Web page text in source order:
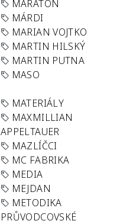
MARATON
MÁRDI
MARIAN VOJTKO
MARTIN HILSKÝ
MARTIN PUTNA
MASO
MATERIÁLY
MAXMILLIAN
APPELTAUER
MAZLÍČCI
MC FABRIKA
MEDIA
MEJDAN
METODIKA
PRŮVODCOVSKÉ